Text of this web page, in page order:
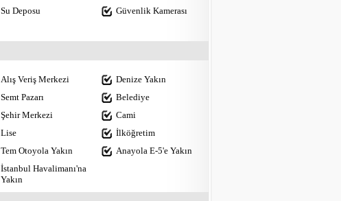
Su Deposu
Güvenlik Kamerası
Alış Veriş Merkezi
Denize Yakın
Semt Pazarı
Belediye
Şehir Merkezi
Cami
Lise
İlköğretim
Tem Otoyola Yakın
Anayola E-5'e Yakın
İstanbul Havalimanı'na
Yakın